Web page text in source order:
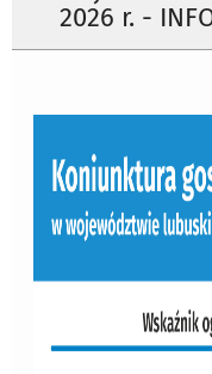
2026 r. -